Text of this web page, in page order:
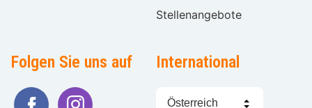
Stellenangebote
Folgen Sie uns auf International
Sprache